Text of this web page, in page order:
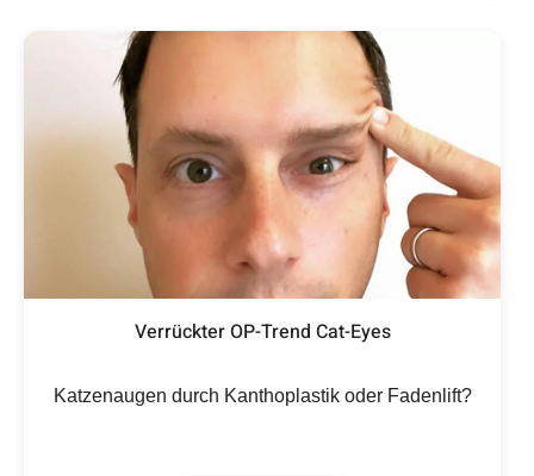
Verrückter OP-Trend Cat-Eyes
Katzenaugen durch Kanthoplastik oder Fadenlift?